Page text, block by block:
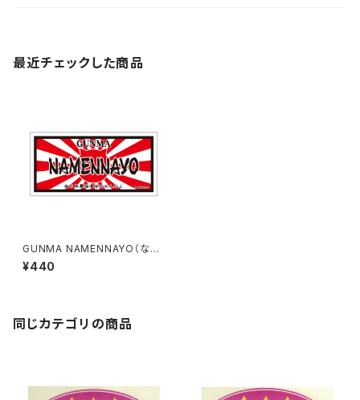
最近チェックした商品
GUNMA NAMENNAYO（なめ
ねこ）ご当地ステッカー B-6
¥440
同じカテゴリの商品